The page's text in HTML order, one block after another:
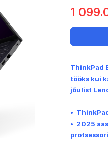
1
ThinkPad
tööks kui
jõulist
•
• 2025